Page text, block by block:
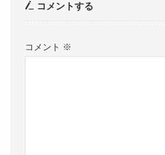
コメントする
コメント ※